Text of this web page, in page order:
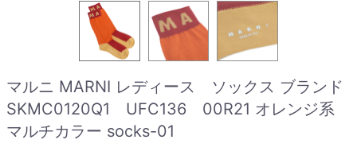
マルニ MARNI レディース ソックス ブランド
SKMC0120Q1 UFC136 00R21 オレンジ系
マルチカラー socks-01